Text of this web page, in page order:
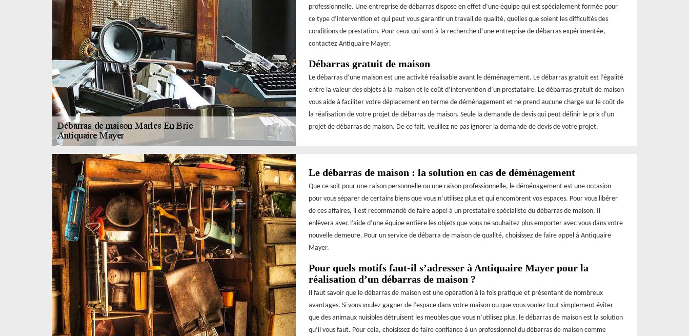
professionnelle. Une entreprise de débarras dispose en effet d’une équipe qui est spécialement formée pour
ce type d’intervention et qui peut vous garantir un travail de qualité, quelles que soient les difficultés des
conditions de prestation. Pour ceux qui sont à la recherche d’une entreprise de débarras expérimentée,
contactez Antiquaire Mayer.
Débarras gratuit de maison
Le débarras d’une maison est une activité réalisable avant le déménagement. Le débarras gratuit est l’égalité
entre la valeur des objets à la maison et le coût d’intervention d’un prestataire. Le débarras gratuit de maison
vous aide à faciliter votre déplacement en terme de déménagement et ne prend aucune charge sur le coût de
la réalisation de votre projet de débarras de maison. Seule la demande de devis qui peut définir le prix d’un
projet de débarras de maison. De ce fait, veuillez ne pas ignorer la demande de devis de votre projet.
Le débarras de maison : la solution en cas de déménagement
Que ce soit pour une raison personnelle ou une raison professionnelle, le déménagement est une occasion
pour vous séparer de certains biens que vous n’utilisez plus et qui encombrent vos espaces. Pour vous libérer
de ces affaires, il est recommandé de faire appel à un prestataire spécialiste du débarras de maison. Il
enlèvera avec l’aide d’une équipe entière les objets que vous ne souhaitez plus emporter avec vous dans votre
nouvelle demeure. Pour un service de débarra de maison de qualité, choisissez de faire appel à Antiquaire
Mayer.
Pour quels motifs faut-il s’adresser à Antiquaire Mayer pour la
réalisation d’un débarras de maison ?
Il faut savoir que le débarras de maison est une opération à la fois pratique et présentant de nombreux
avantages. Si vous voulez gagner de l’espace dans votre maison ou que vous voulez tout simplement éviter
que des animaux nuisibles détruisent les meubles que vous n’utilisez plus, le débarras de maison est la solution
qu’il vous faut. Pour cela, choisissez de faire confiance à un professionnel du débarras de maison comme